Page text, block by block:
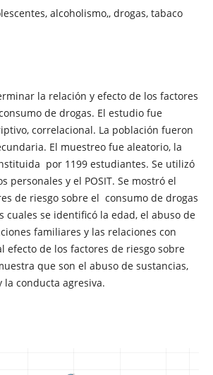
alcoholismo,, drogas, tabaco
la relación y efecto de los factores
de drogas. El estudio fue
correlacional. La población fueron
El muestreo fue aleatorio, la
por 1199 estudiantes. Se utilizó
personales y el POSIT. Se mostró el
de riesgo sobre el consumo de drogas
cuales se identificó la edad, el abuso de
familiares y las relaciones con
efecto de los factores de riesgo sobre
que son el abuso de sustancias,
conducta agresiva.